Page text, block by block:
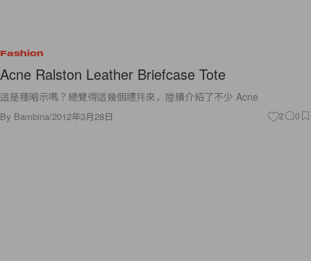
Fashion
Acne Ralston Leather Briefcase Tote
這是種暗示嗎？總覺得這幾個禮拜來，陸續介紹了不少 Acne
By Bambina/2012年3月28日 2 0